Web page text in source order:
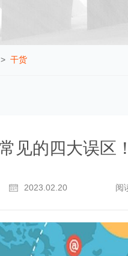
> 干货
见的四大误区
2023.02.20 阅